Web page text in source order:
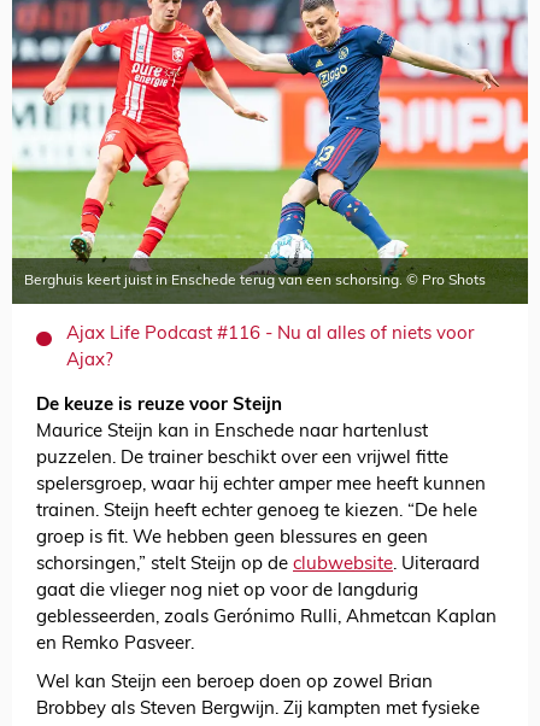
Berghuis keert juist in Enschede terug van een schorsing. © Pro Shots
Ajax Life Podcast #116 - Nu al alles of niets voor
Ajax?
De keuze is reuze voor Steijn
Maurice Steijn kan in Enschede naar hartenlust
puzzelen. De trainer beschikt over een vrijwel fitte
spelersgroep, waar hij echter amper mee heeft kunnen
trainen. Steijn heeft echter genoeg te kiezen. “De hele
groep is fit. We hebben geen blessures en geen
schorsingen,” stelt Steijn op de clubwebsite. Uiteraard
gaat die vlieger nog niet op voor de langdurig
geblesseerden, zoals Gerónimo Rulli, Ahmetcan Kaplan
en Remko Pasveer.
Wel kan Steijn een beroep doen op zowel Brian
Brobbey als Steven Bergwijn. Zij kampten met fysieke